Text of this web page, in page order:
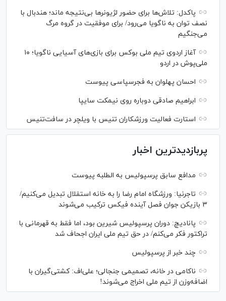
پاکدل: تلاش‌ها برای حضور لژیونر‌ها بی‌نتیجه ماند؛ هندبال با
نصف توان به ناگویا می‌رود/ برای موفقیت در گروه مرگ
می‌جنگیم
آغاز اردوی تیم ملی بوکس برای بازی‌های آسیایی ناگویا؛ ۱۰
ملی‌پوش در اردو
احسان پهلوان به فجرسپاسی پیوست
ابراهیم صادقی دوباره روی نیمکت سایپا
استارت فعالیت ورزشکاران تنیس با ویلچر در سافت‌تنیس
پربازدیدترین اخبار
مدافع سابق پرسپولیس به الطلبه پیوست
تاجرنیا: ورزشگاه امام رضا را به خانه استقلال تبدیل می‌کنیم/
۳ بازیکن جوان فصل آینده فیکس ترکیب می‌شوند
پانادیچ: دوران پرسپولیس شیرین بود، اما فقط به قهرمانی با
تراکتور فکر می‌کنم/ در حق تیم ملی ایران اجحاف شد
چند خبر از پرسپولیس
ناکامی در خانه، تصمیمی جنجالی؛ علی‌اف: کشتی‌گیران با
اضافه‌وزن از تیم ملی اخراج می‌شوند!